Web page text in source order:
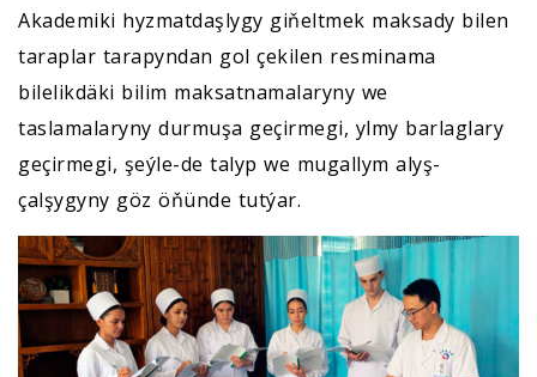
Akademiki hyzmatdaşlygy giňeltmek maksady bilen
taraplar tarapyndan gol çekilen resminama
bilelikdäki bilim maksatnamalaryny we
taslamalaryny durmuşa geçirmegi, ylmy barlaglary
geçirmegi, şeýle-de talyp we mugallym alyş-
çalşygyny göz öňünde tutýar.